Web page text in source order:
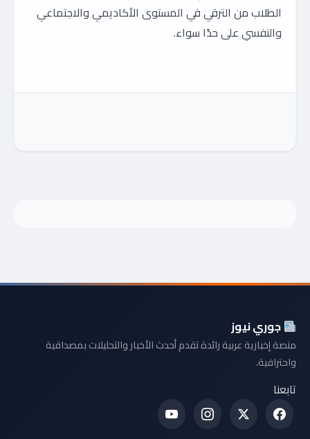
الطلاب من الترقي في المستوى الأكاديمي والاجتماعي
والنفسي على حدًا سواء.
جوري نيوز
منصة إخبارية عربية رائدة تقدم أحدث الأخبار والتحليلات بمصداقية
واحترافية.
تابعنا